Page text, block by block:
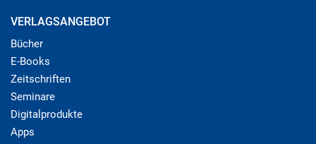
VERLAGSANGEBOT
Bücher
E-Books
Zeitschriften
Seminare
Digitalprodukte
Apps